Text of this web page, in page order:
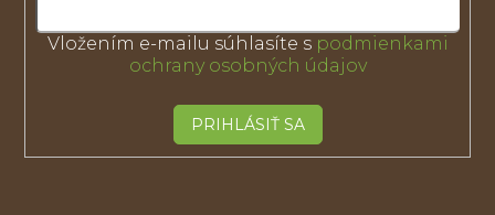
Vložením e-mailu súhlasíte s podmienkami
ochrany osobných údajov
PRIHLÁSIŤ SA